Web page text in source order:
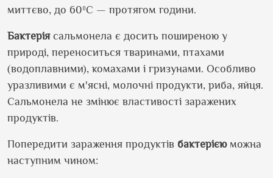
миттєво, до 60ºС — протягом години.
Бактеріясальмонела є досить поширеною у
природі, переноситься тваринами, птахами
(водоплавними), комахами і гризунами. Особливо
уразливими є м'ясні, молочні продукти, риба, яйця.
Сальмонела не змінює властивості заражених
продуктів.
Попередити зараження продуктів бактерієюможна
наступним чином: